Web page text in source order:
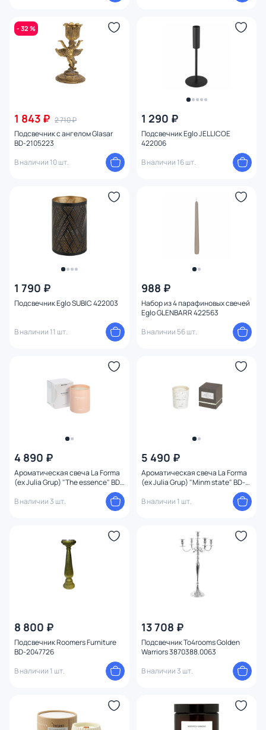
- 32 %
1 843 ₽ 2 710 ₽
Подсвечник с ангелом Glasar
BD-2105223
В наличии 10 шт.
1 290 ₽
Подсвечник Eglo JELLICOE
422006
В наличии 16 шт.
1 790 ₽
Подсвечник Eglo SUBIC 422003
В наличии 11 шт.
988 ₽
Набор из 4 парафиновых свечей
Eglo GLENBARR 422563
В наличии 56 шт.
4 890 ₽
Ароматическая свеча La Forma
(ex Julia Grup) "The essence" BD-
В наличии 3 шт.
5 490 ₽
Ароматическая свеча La Forma
(ex Julia Grup) "Minm state" BD-
1902374, эвкалипт, кедр и сосна
В наличии 1 шт.
8 800 ₽
Подсвечник Roomers Furniture
BD-2047726
В наличии 1 шт.
13 708 ₽
Подсвечник To4rooms Golden
Warriors 3870388.0063
В наличии 3 шт.